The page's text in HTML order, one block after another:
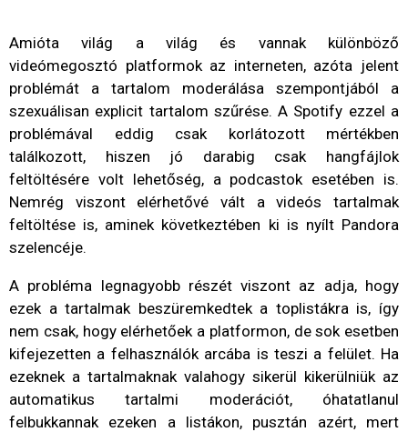
Amióta világ a világ és vannak különböző
videómegosztó platformok az interneten, azóta jelent
problémát a tartalom moderálása szempontjából a
szexuálisan explicit tartalom szűrése. A Spotify ezzel a
problémával eddig csak korlátozott mértékben
találkozott, hiszen jó darabig csak hangfájlok
feltöltésére volt lehetőség, a podcastok esetében is.
Nemrég viszont elérhetővé vált a videós tartalmak
feltöltése is, aminek következtében ki is nyílt Pandora
szelencéje.
A probléma legnagyobb részét viszont az adja, hogy
ezek a tartalmak beszüremkedtek a toplistákra is, így
nem csak, hogy elérhetőek a platformon, de sok esetben
kifejezetten a felhasználók arcába is teszi a felület. Ha
ezeknek a tartalmaknak valahogy sikerül kikerülniük az
automatikus tartalmi moderációt, óhatatlanul
felbukkannak ezeken a listákon, pusztán azért, mert